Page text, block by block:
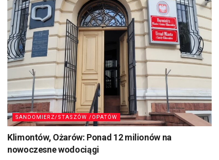
SANDOMIERZ/STASZÓW /OPATÓW
Klimontów, Ożarów: Ponad 12 milionów na
nowoczesne wodociągi